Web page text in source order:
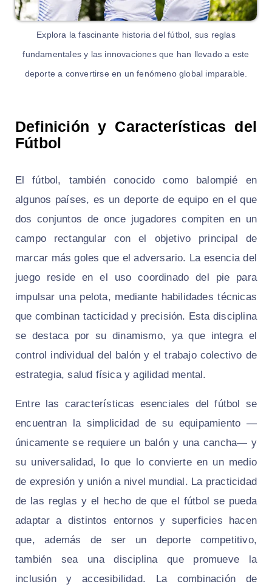
Explora la fascinante historia del fútbol, sus reglas
fundamentales y las innovaciones que han llevado a este
deporte a convertirse en un fenómeno global imparable.
Definición y Características del
Fútbol
El fútbol, también conocido como balompié en
algunos países, es un deporte de equipo en el que
dos conjuntos de once jugadores compiten en un
campo rectangular con el objetivo principal de
marcar más goles que el adversario. La esencia del
juego reside en el uso coordinado del pie para
impulsar una pelota, mediante habilidades técnicas
que combinan tacticidad y precisión. Esta disciplina
se destaca por su dinamismo, ya que integra el
control individual del balón y el trabajo colectivo de
estrategia, salud física y agilidad mental.
Entre las características esenciales del fútbol se
encuentran la simplicidad de su equipamiento —
únicamente se requiere un balón y una cancha— y
su universalidad, lo que lo convierte en un medio
de expresión y unión a nivel mundial. La practicidad
de las reglas y el hecho de que el fútbol se pueda
adaptar a distintos entornos y superficies hacen
que, además de ser un deporte competitivo,
también sea una disciplina que promueve la
inclusión y accesibilidad. La combinación de